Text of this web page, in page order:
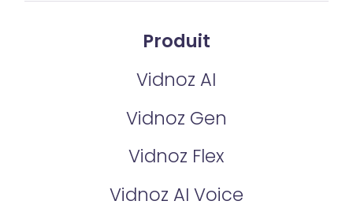
Produit
Vidnoz AI
Vidnoz Gen
Vidnoz Flex
Vidnoz AI Voice